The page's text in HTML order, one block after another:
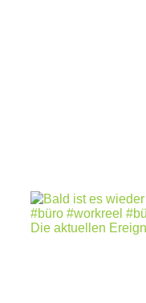
Die aktuellen